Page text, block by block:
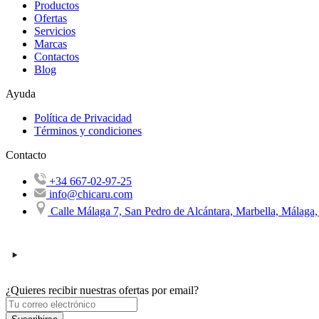
Productos
Ofertas
Servicios
Marcas
Contactos
Blog
Ayuda
Política de Privacidad
Términos y condiciones
Contacto
+34 667-02-97-25
info@chicaru.com
Calle Málaga 7, San Pedro de Alcántara, Marbella, Málaga,
¿Quieres recibir nuestras ofertas por email?